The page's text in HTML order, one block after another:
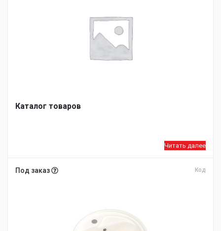
Каталог товаров
Читать далее
Под заказ Код